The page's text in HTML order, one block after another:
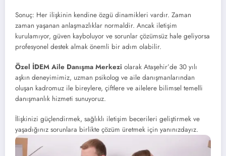
Sonuç: Her ilişkinin kendine özgü dinamikleri vardır. Zaman
zaman yaşanan anlaşmazlıklar normaldir. Ancak iletişim
kurulamıyor, güven kayboluyor ve sorunlar çözümsüz hale geliyorsa
profesyonel destek almak önemli bir adım olabilir.
Özel İDEM Aile Danışma Merkezi olarak Ataşehir’de 30 yılı
aşkın deneyimimiz, uzman psikolog ve aile danışmanlarından
oluşan kadromuz ile bireylere, çiftlere ve ailelere bilimsel temelli
danışmanlık hizmeti sunuyoruz.
İlişkinizi güçlendirmek, sağlıklı iletişim becerileri geliştirmek ve
yaşadığınız sorunlara birlikte çözüm üretmek için yanınızdayız.